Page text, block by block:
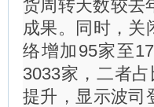
货周转天数较去
成果。同时，关
络增加95家至
3033家，二者
提升，显示波司